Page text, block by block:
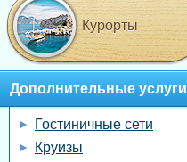
Курорты
Дополнительные услуги
Гостиничные сети
Круизы